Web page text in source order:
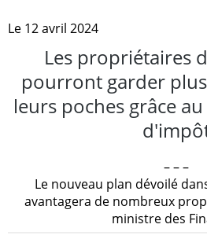
Le 12 avril 2024
Les propriétaires
pourront garder
leurs poches grâce
– – –
Le nouveau plan dévoilé
avantagera de nombreux
ministre des